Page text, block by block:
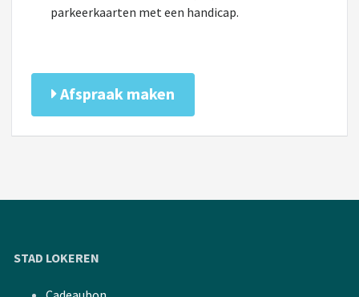
parkeerkaarten met een handicap.
Afspraak maken
STAD LOKEREN